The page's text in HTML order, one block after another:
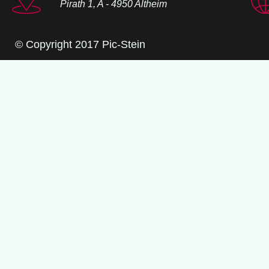
Pirath 1, A - 4950 Altheim
© Copyright 2017 Pic-Stein